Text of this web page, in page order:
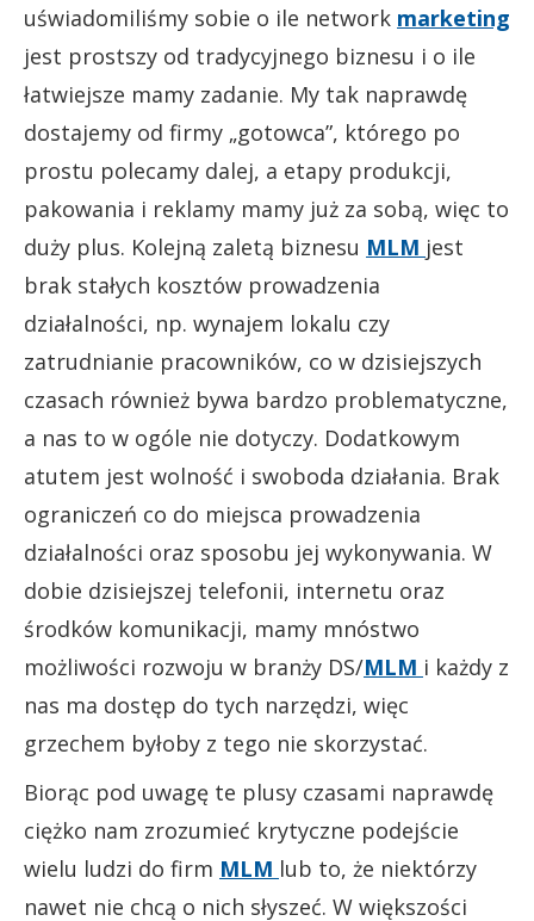
uświadomiliśmy sobie o ile network marketing
jest prostszy od tradycyjnego biznesu i o ile
łatwiejsze mamy zadanie. My tak naprawdę
dostajemy od firmy „gotowca”, którego po
prostu polecamy dalej, a etapy produkcji,
pakowania i reklamy mamy już za sobą, więc to
duży plus. Kolejną zaletą biznesu MLM jest
brak stałych kosztów prowadzenia
działalności, np. wynajem lokalu czy
zatrudnianie pracowników, co w dzisiejszych
czasach również bywa bardzo problematyczne,
a nas to w ogóle nie dotyczy. Dodatkowym
atutem jest wolność i swoboda działania. Brak
ograniczeń co do miejsca prowadzenia
działalności oraz sposobu jej wykonywania. W
dobie dzisiejszej telefonii, internetu oraz
środków komunikacji, mamy mnóstwo
możliwości rozwoju w branży DS/MLM i każdy z
nas ma dostęp do tych narzędzi, więc
grzechem byłoby z tego nie skorzystać.
Biorąc pod uwagę te plusy czasami naprawdę
ciężko nam zrozumieć krytyczne podejście
wielu ludzi do firm MLM lub to, że niektórzy
nawet nie chcą o nich słyszeć. W większości